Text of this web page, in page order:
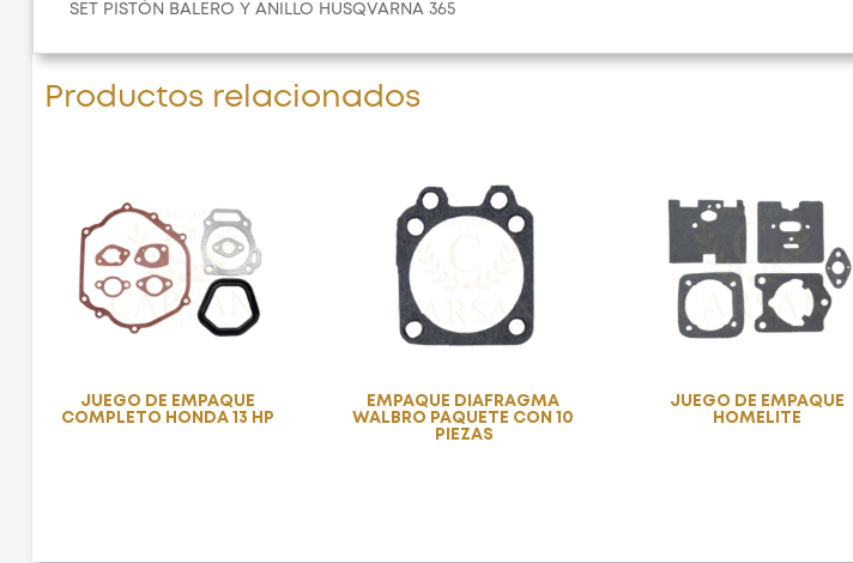
SET PISTÓN BALERO Y ANILLO HUSQVARNA 365
Productos relacionados
JUEGO DE EMPAQUE
COMPLETO HONDA 13 HP
EMPAQUE DIAFRAGMA
WALBRO PAQUETE CON 10
PIEZAS
JUEGO DE EMPAQUE
HOMELITE